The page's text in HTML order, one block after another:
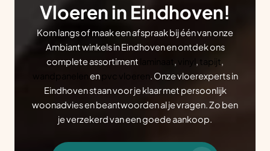
Vloeren in Eindhoven!
Kom langs of maak een afspraak bij één van onze
Ambiant winkels in Eindhoven en ontdek ons
complete assortiment
, , tapijt,
en
. Onze vloerexperts in
Eindhoven staan voor je klaar met persoonlijk
woonadvies en beantwoorden al je vragen. Zo ben
je verzekerd van een goede aankoop.